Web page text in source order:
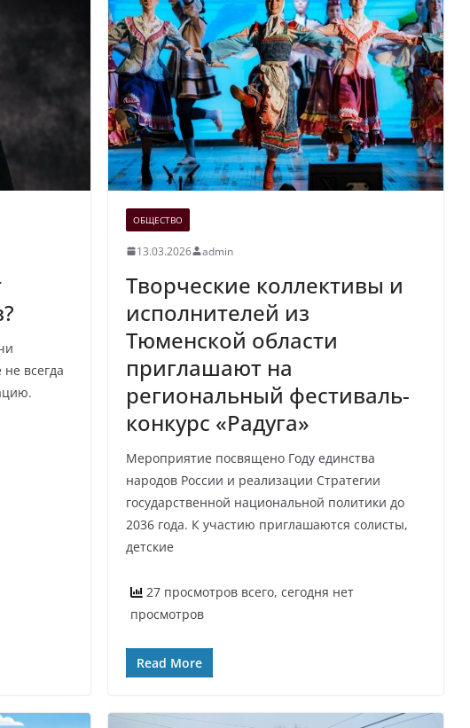
всегда
ОБЩЕСТВО
13.03.2026 admin
Творческие коллективы и
исполнителей из
Тюменской области
приглашают на
региональный фестиваль-
конкурс «Радуга»
Мероприятие посвящено Году единства
народов России и реализации Стратегии
государственной национальной политики до
2036 года. К участию приглашаются солисты,
детские
27 просмотров всего, сегодня нет
просмотров
Read More